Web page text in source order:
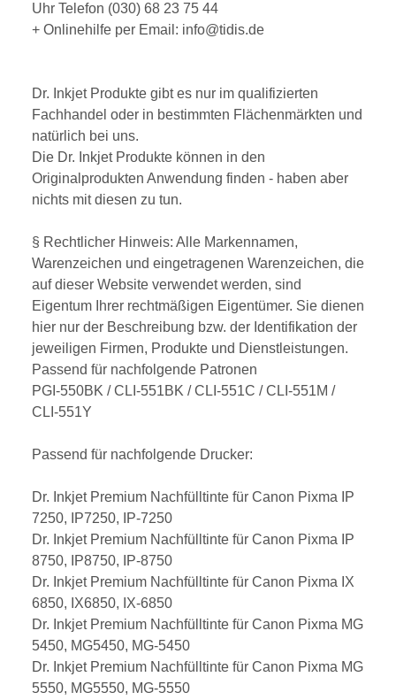
Uhr Telefon (030) 68 23 75 44
+ Onlinehilfe per Email: info@tidis.de
Dr. Inkjet Produkte gibt es nur im qualifizierten
Fachhandel oder in bestimmten Flächenmärkten und
natürlich bei uns.
Die Dr. Inkjet Produkte können in den
Originalprodukten Anwendung finden - haben aber
nichts mit diesen zu tun.
§ Rechtlicher Hinweis: Alle Markennamen,
Warenzeichen und eingetragenen Warenzeichen, die
auf dieser Website verwendet werden, sind
Eigentum Ihrer rechtmäßigen Eigentümer. Sie dienen
hier nur der Beschreibung bzw. der Identifikation der
jeweiligen Firmen, Produkte und Dienstleistungen.
Passend für nachfolgende Patronen
PGI-550BK / CLI-551BK / CLI-551C / CLI-551M /
CLI-551Y
Passend für nachfolgende Drucker:
Dr. Inkjet Premium Nachfülltinte für Canon Pixma IP
7250, IP7250, IP-7250
Dr. Inkjet Premium Nachfülltinte für Canon Pixma IP
8750, IP8750, IP-8750
Dr. Inkjet Premium Nachfülltinte für Canon Pixma IX
6850, IX6850, IX-6850
Dr. Inkjet Premium Nachfülltinte für Canon Pixma MG
5450, MG5450, MG-5450
Dr. Inkjet Premium Nachfülltinte für Canon Pixma MG
5550, MG5550, MG-5550